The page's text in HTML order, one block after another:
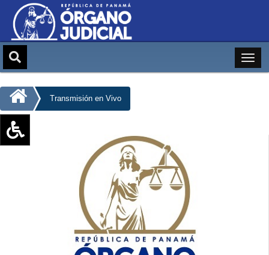
Aumentar texto (+)
Transmisión en Vivo